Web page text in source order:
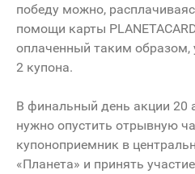
победу можно,
помощи карты
оплаченный таким образом,
2 купона.
В финальный день акции 20
нужно опустить отрывную
купоноприемник в
«Планета» и принять